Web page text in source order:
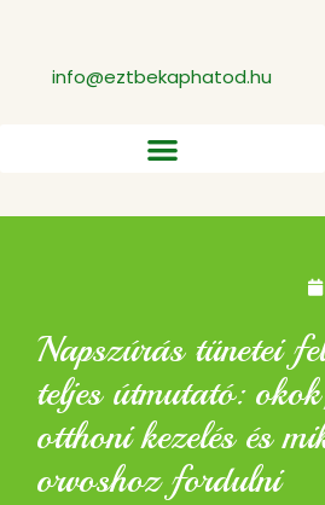
info@eztbekaphatod.hu
Napszúrás tünetei
teljes útmutató:
otthoni kezelés és
orvoshoz fordulni